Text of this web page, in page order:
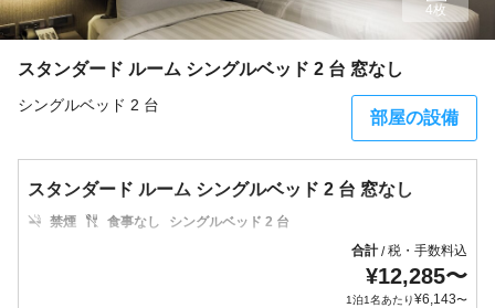
スタンダード ルーム シングルベッド 2 台 窓なし
シングルベッド 2 台
部屋の設備
4枚
スタンダード ルーム シングルベッド 2 台 窓なし
禁煙 食事なし
シングルベッド 2 台
合計/税・手数料込
¥12,285〜
1泊1名あたり¥6,143〜